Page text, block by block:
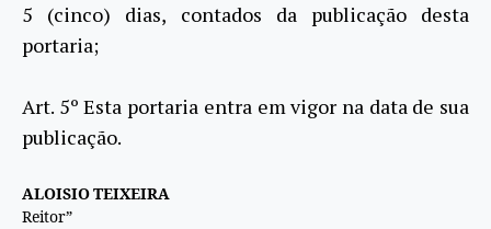
5 (cinco) dias, contados da publicação desta
portaria;
Art. 5º Esta portaria entra em vigor na data de sua
publicação.
ALOISIO TEIXEIRA
Reitor”